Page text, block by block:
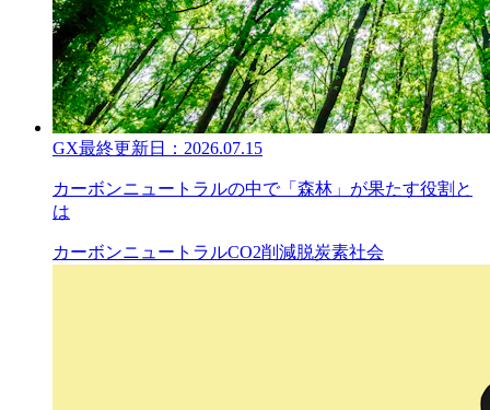
GX最終更新日： 2026.07.15
カーボンニュートラルの中で「森林」が果たす役割と
は
カーボンニュートラルCO2削減脱炭素社会